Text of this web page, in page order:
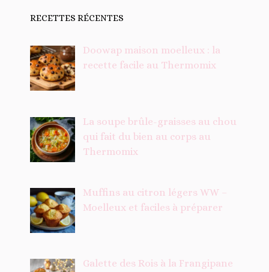
RECETTES RÉCENTES
Doowap maison moelleux : la
recette facile au Thermomix
La soupe brûle-graisses au chou
qui fait du bien au corps au
Thermomix
Muffins au citron légers WW –
Moelleux et faciles à préparer
Galette des Rois à la Frangipane